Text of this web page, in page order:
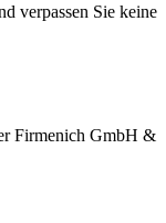
verpassen Sie keine
Firmenich GmbH &